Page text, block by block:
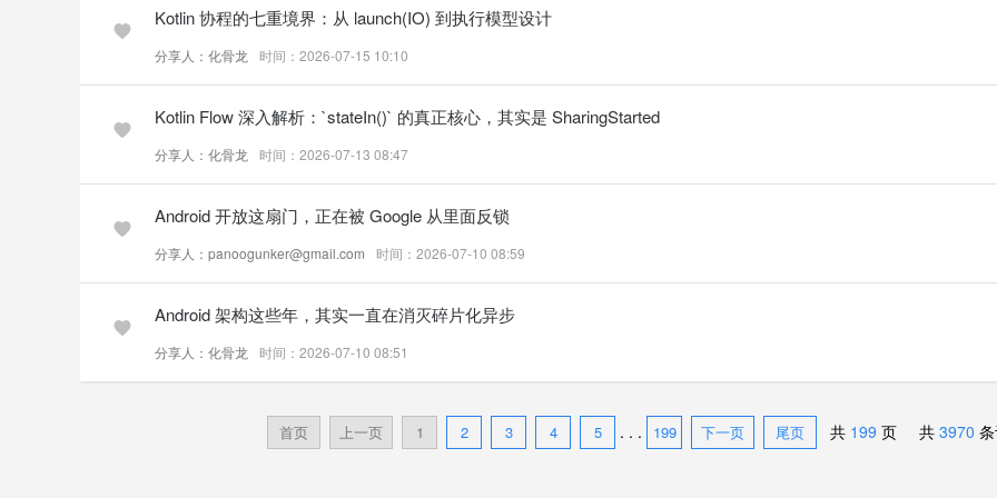
Kotlin 协程的七重境界：从 launch(IO) 到执行模型设计
分享人：化骨龙 时间：2026-07-15 10:10
Kotlin Flow 深入解析：`stateIn()` 的真正核心，其实是 SharingStarted
分享人：化骨龙 时间：2026-07-13 08:47
Android 开放这扇门，正在被 Google 从里面反锁
分享人：panoogunker@gmail.com 时间：2026-07-10 08:59
Android 架构这些年，其实一直在消灭碎片化异步
分享人：化骨龙 时间：2026-07-10 08:51
首页 上一页 1 2 3 4 5 . . . 199 下一页 尾页 共 199 页 共 3970